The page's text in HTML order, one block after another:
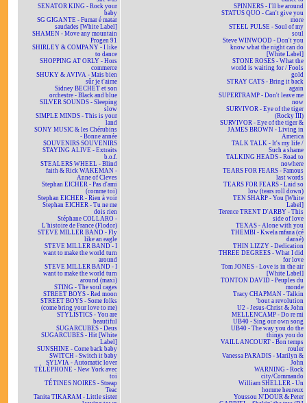
SENATOR KING - Rock your
baby
SG GIGANTE - Fumar é matar
saudades [White Label]
SHAMEN - Move any mountain
Progen 91
SHIRLEY & COMPANY - I like
to dance
SHOPPING AT ORLY - Hors
commerce
SHUKY & AVIVA - Mais bien
sûr je t'aime
Sidney BECHET et son
orchestre - Black and blue
SILVER SOUNDS - Sleeping
slow
SIMPLE MINDS - This is your
land
SONY MUSIC & les Chérubins
- Bonne année
SOUVENIRS SOUVENIRS
STAYING ALIVE - Extraits
b.o.f.
STEALERS WHEEL - Blind
faith & Rick WAKEMAN -
Anne of Cleves
Stephan EICHER - Pas d'ami
(comme toi)
Stephan EICHER - Rien à voir
Stephan EICHER - Tu ne me
dois rien
Stéphane COLLARO -
L'histoire de France (Flodor)
STEVE MILLER BAND - Fly
like an eagle
STEVE MILLER BAND - I
want to make the world turn
around
STEVE MILLER BAND - I
want to make the world turn
around (maxi)
STING - The soul cages
STREET BOYS - Red moon
STREET BOYS - Some folks
(come bring your love to me)
STYLISTICS - You are
beautiful
SUGARCUBES - Deus
SUGARCUBES - Hit [White
Label]
SUNSHINE - Come back baby
SWITCH - Switch it baby
SYLVIA - Automatic lover
TÉLÉPHONE - New York avec
toi
TÉTINES NOIRES - Streap
Teac
Tanita TIKARAM - Little sister
SPINNERS - I'll be around
STATUS QUO - Can't give you
more
STEEL PULSE - Soul of my
soul
Steve WINWOOD - Don't you
know what the night can do
[White Label]
STONE ROSES - What the
world is waiting for / Fools
gold
STRAY CATS - Bring it back
again
SUPERTRAMP - Don't leave me
now
SURVIVOR - Eye of the tiger
(Rocky III)
SURVIVOR - Eye of the tiger &
JAMES BROWN - Living in
America
TALK TALK - It's my life /
Such a shame
TALKING HEADS - Road to
nowhere
TEARS FOR FEARS - Famous
last words
TEARS FOR FEARS - Laid so
low (tears roll down)
TEN SHARP - You [White
Label]
Terence TRENT D'ARBY - This
side of love
TEXAS - Alone with you
THEMBI - Kwela mfana (cé
dansé)
THIN LIZZY - Dedication
THREE DEGREES - What I did
for love
Tom JONES - Love is in the air
[White Label]
TONTON DAVID - Peuples du
monde
Tracy CHAPMAN - Talkin
'bout a revolution
U2 - Jesus-Christ & John
MELLENCAMP - Do re mi
UB40 - Sing our own song
UB40 - The way you do the
things you do
VAILLANCOURT - Bon temps
rouler
Vanessa PARADIS - Marilyn &
John
WARNING - Rock
city/Commando
William SHELLER - Un
homme heureux
Youssou N'DOUR & Peter